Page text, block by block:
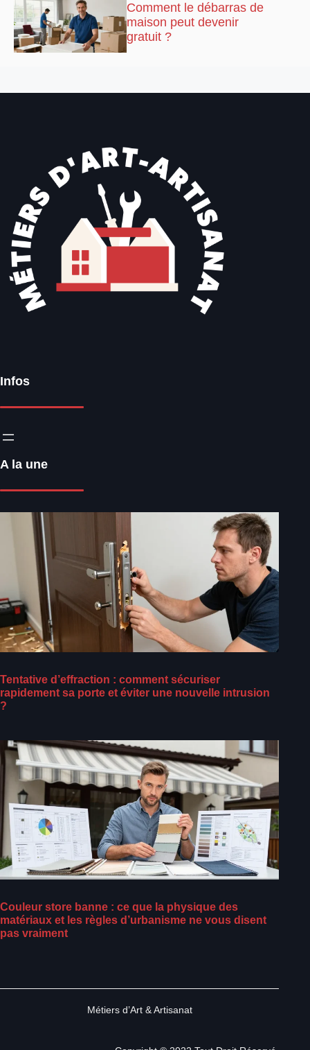
Comment le débarras de
maison peut devenir
gratuit ?
Infos
A la une
Tentative d’effraction : comment sécuriser
rapidement sa porte et éviter une nouvelle intrusion
?
Couleur store banne : ce que la physique des
matériaux et les règles d’urbanisme ne vous disent
pas vraiment
Métiers d’Art & Artisanat